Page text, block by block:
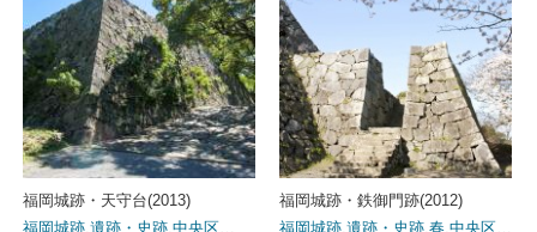
福岡城跡・天守台(2013)
福岡城跡,遺跡・史跡,中央区…
福岡城跡・鉄御門跡(2012)
福岡城跡,遺跡・史跡,春,中央区…